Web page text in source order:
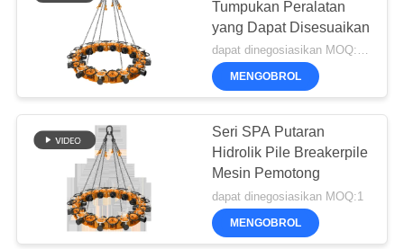
Tumpukan Peralatan
yang Dapat Disesuaikan
dapat dinegosiasikan MOQ:1 set
MENGOBROL
Seri SPA Putaran
Hidrolik Pile Breakerpile
Mesin Pemotong
dapat dinegosiasikan MOQ:1
MENGOBROL